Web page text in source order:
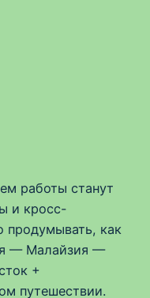
работы станут
и кросс-
как
— Малайзия —
+
путешествии.